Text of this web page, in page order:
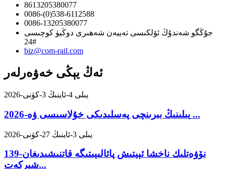
8613205380077
0086-(0)538-6112588
0086-13205380077
جۇڭگو شەندۇڭ ئۆلكىسى تەييەن شەھىرى دوڭيۈ كوچىسى
24#
biz@com-rail.com
ئەڭ يېڭى خەۋەرلەر
2026-يىلى 4-ئاينىڭ 3-كۈنى
2026-يىلىنىڭ بىرىنچى پەسلىدىكى خۇلاسىسى ۋە ...
2026-يىلى 3-ئاينىڭ 27-كۈنى
139-نۆۋەتلىك ناخشا ئېيتىش پائالىيىتىگە قاتنىشىدىغان
شىركەت...